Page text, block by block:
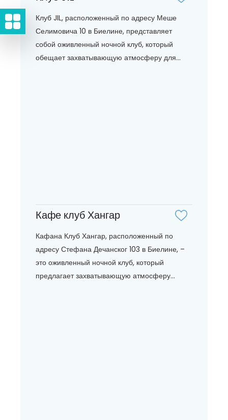
Клуб JIL, расположенный по адресу Меше
Селимовича 10 в Биелине, представляет
собой оживленный ночной клуб, который
обещает захватывающую атмосферу для...
Кафе клуб Хангар
Кафана Клуб Хангар, расположенный по
адресу Стефана Дечанског 103 в Биелине, –
это оживленный ночной клуб, который
предлагает захватывающую атмосферу...